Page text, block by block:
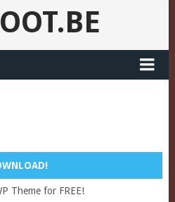
Theme for FREE!